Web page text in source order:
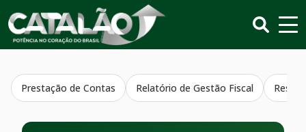
Prestação de Contas Relatório de Gestão Fiscal